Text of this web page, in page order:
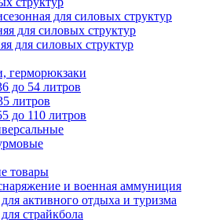
для силовых структур
для силовых структур
для силовых структур
герморюкзаки
до 54 литров
литров
до 110 литров
товары
и военная аммуниция
активного отдыха и туризма
страйкбола